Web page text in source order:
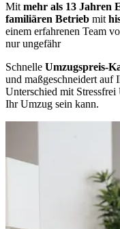
Mit mehr als 13 Jahren
familiären Betrieb mit
einem erfahrenen Team
nur ungefähr
Schnelle Umzugspreis-
und maßgeschneidert auf
Unterschied mit
Ihr Umzug sein kann.